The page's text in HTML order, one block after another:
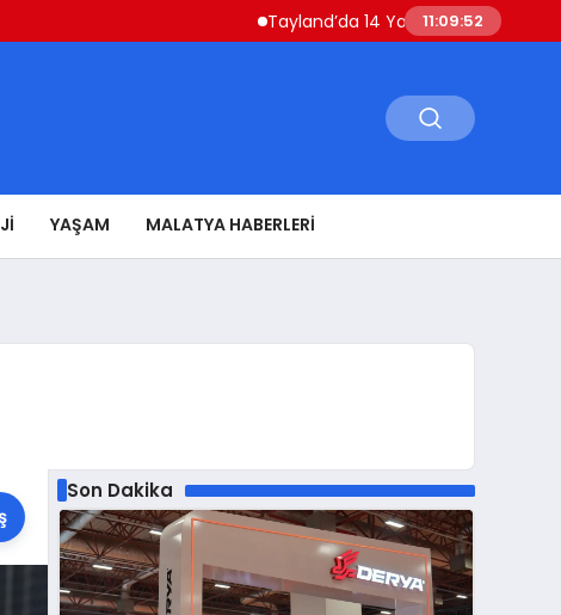
Tayland’da 14 Yaşındaki Öğrenci Okul
11:09:53
YAŞAM MALATYA HABERLERI
Son Dakika